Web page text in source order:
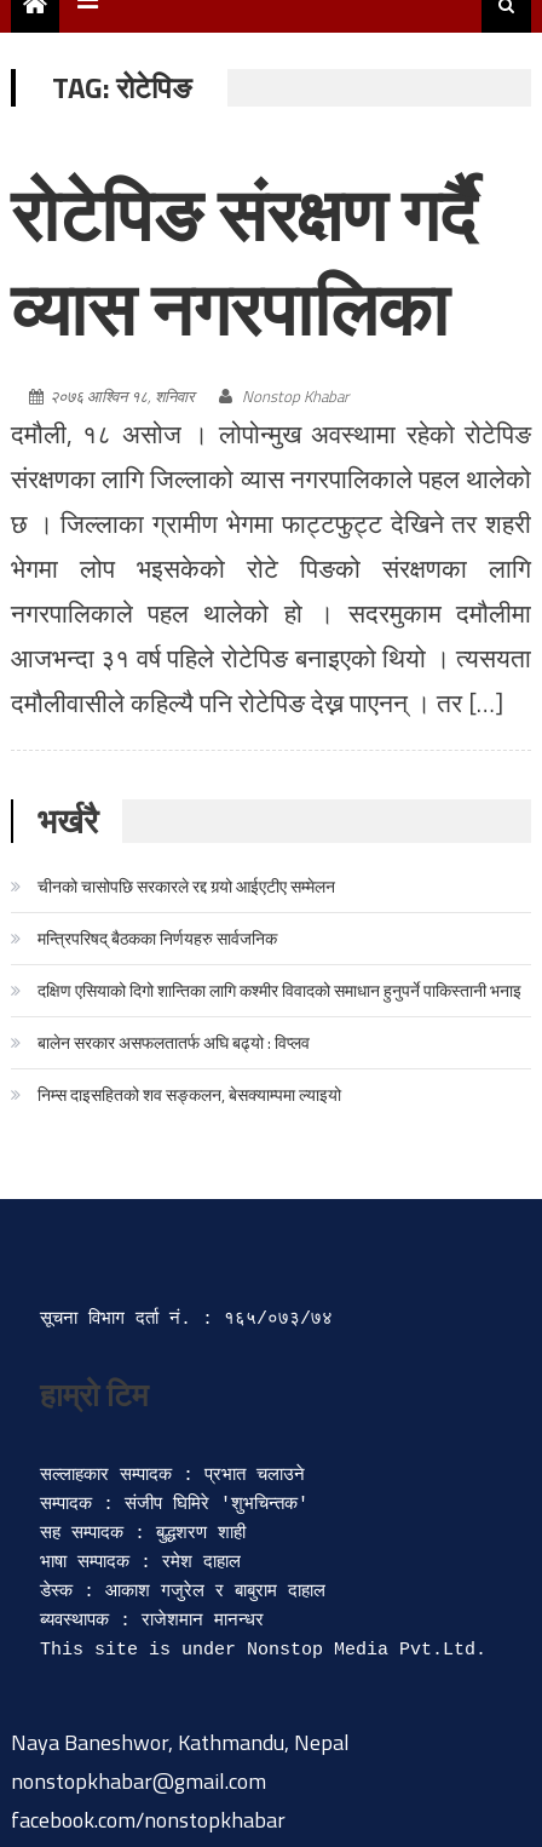
TAG:रोटेपिङ
रोटेपिङ संरक्षण गर्दै
व्यास नगरपालिका
२०७६ आश्विन १८, शनिवार Nonstop Khabar
दमौली, १८ असोज । लोपोन्मुख अवस्थामा रहेको रोटेपिङ
संरक्षणका लागि जिल्लाको व्यास नगरपालिकाले पहल थालेको
छ । जिल्लाका ग्रामीण भेगमा फाट्टफुट्ट देखिने तर शहरी
भेगमा लोप भइसकेको रोटे पिङको संरक्षणका लागि
नगरपालिकाले पहल थालेको हो । सदरमुकाम दमौलीमा
आजभन्दा ३१ वर्ष पहिले रोटेपिङ बनाइएको थियो । त्यसयता
दमौलीवासीले कहिल्यै पनि रोटेपिङ देख्न पाएनन् । तर […]
भर्खरै
चीनको चासोपछि सरकारले रद्द गर्‍यो आईएटीए सम्मेलन
मन्त्रिपरिषद् बैठकका निर्णयहरु सार्वजनिक
दक्षिण एसियाको दिगो शान्तिका लागि कश्मीर विवादको समाधान हुनुपर्ने पाकिस्तानी भनाइ
बालेन सरकार असफलतातर्फ अघि बढ्यो : विप्लव
निम्स दाइसहितको शव सङ्कलन, बेसक्याम्पमा ल्याइयो
सूचना विभाग दर्ता‍ नं. : १६५/०७३/७४
हाम्रो टिम
सल्लाहकार सम्पादक : प्रभात चलाउने
सम्पादक : संजीप घिमिरे 'शुभचिन्तक'
सह सम्पादक : बुद्धशरण शाही
भाषा सम्पादक : रमेश दाहाल
डेस्क : आकाश गजुरेल र बाबुराम दाहाल
ब्यवस्थापक : राजेशमान मानन्धर
Naya Baneshwor, Kathmandu, Nepal
nonstopkhabar@gmail.com
facebook.com/nonstopkhabar